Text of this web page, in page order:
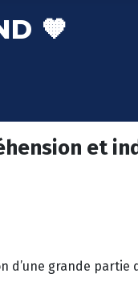
🧡
et
grande partie